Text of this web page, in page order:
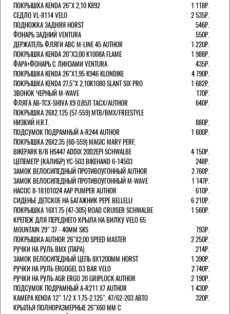
ПОКРЫШКА KENDA 26"Х 2,10 K892
1 118Р.
СЕДЛО VL-8114 VELO
2 535Р.
ПОДНОЖКА ЗАДНЯЯ HORST
546Р.
ФОНАРЬ ЗАДНИЙ VENTURA
550Р.
ДЕРЖАТЕЛЬ ФЛЯГИ АВС M-LINE 45 AUTHOR
1 220Р.
ПОКРЫШКА KENDA 20"Х3,00 K1008A FLAME
1 988Р.
ФАРА+ФОНАРЬ С ЛИНЗАМИ VENTURA
435Р.
ПОКРЫШКА KENDA 26"Х1,95 K946 KLONDIKE
4 790Р.
ПОКРЫШКА KENDA 27,5"Х 2,10K1080 SLANT SIX PRO
1 682Р.
ЗВОНОК ЧЕРНЫЙ M-WAVE
170Р.
ФЛЯГА AB-TCX-SHIVA X9 0.85Л TACX/AUTHOR
640Р.
ПОКРЫШКА 26X2.125 (57-559) MTB/BMX/FREESTYLE
НИЗКИЙ H.R.T.
880Р.
ПОДСУМОК ПОДРАМНЫЙ A-R244 AUTHOR
1 600Р.
ПОКРЫШКА 26X2.35 (60-559) MAGIC MARY PERF,
BIKEPARK B/B HS447 ADDIX 20D2EPI SCHWALBE
4 150Р.
ЦЕПЕМЕТР (КАЛИБР) YC-503 BIKEHAND 6-14503
248Р.
ЗАМОК ВЕЛОСИПЕДНЫЙ ПРОТИВОУГОННЫЙ AUTHOR
2 760Р.
ЗАМОК ВЕЛОСИПЕДНЫЙ ПРОТИВОУГОННЫЙ M-WAVE
1 147Р.
НАСОС 8-18101024 AAP PUMPER AUTHOR
610Р.
СИДЕНЬЕ ДЕТСКОЕ НА БАГАЖНИК PEPE BELLELLI
6 210Р.
ПОКРЫШКА 16X1.75 (47-305) ROAD CRUISER SCHWALBE
1 560Р.
КРЕПЕЖ ДЛЯ ПЕРЕДНЕГО КРЫЛА НА ВИЛКУ VELO 65
MOUNTAIN 29" 37 - 40ММ SKS
793Р.
ПОКРЫШКА AUTHOR 26"Х2,00 SPEED MASTER
2 250Р.
РУЧКИ НА РУЛЬ BMX (ПАРА)
214Р.
ЗАМОК ВЕЛОCИПЕДНЫЙ ЦЕПЬ 8Х1200ММ HORST
1 390Р.
РУЧКИ НА РУЛЬ ERGOGEL D3 BAR VELO
2 740Р.
РУЧКИ НА РУЛЬ AGR ERGO 20 GRIPLOCK AUTHOR
2 190Р.
ПОДСУМОК ПОДРАМНЫЙ A-R211 X7 AUTHOR
1 430Р.
КАМЕРА KENDA 12" 1/2 Х 1.75-2.125", 47/62-203 АВТО
320Р.
КРЫЛЬЯ ПОЛНОРАЗМЕРНЫЕ 26"Х60 ММ С